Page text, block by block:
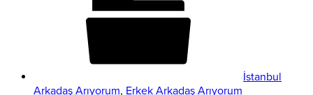
İstanbul
Arkadaş Arıyorum, Erkek Arkadaş Arıyorum